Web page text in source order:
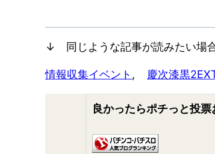
↓ 同じような記事が読みたい場
情報収集イベント , 慶次漆黒
良かったらポチっと投